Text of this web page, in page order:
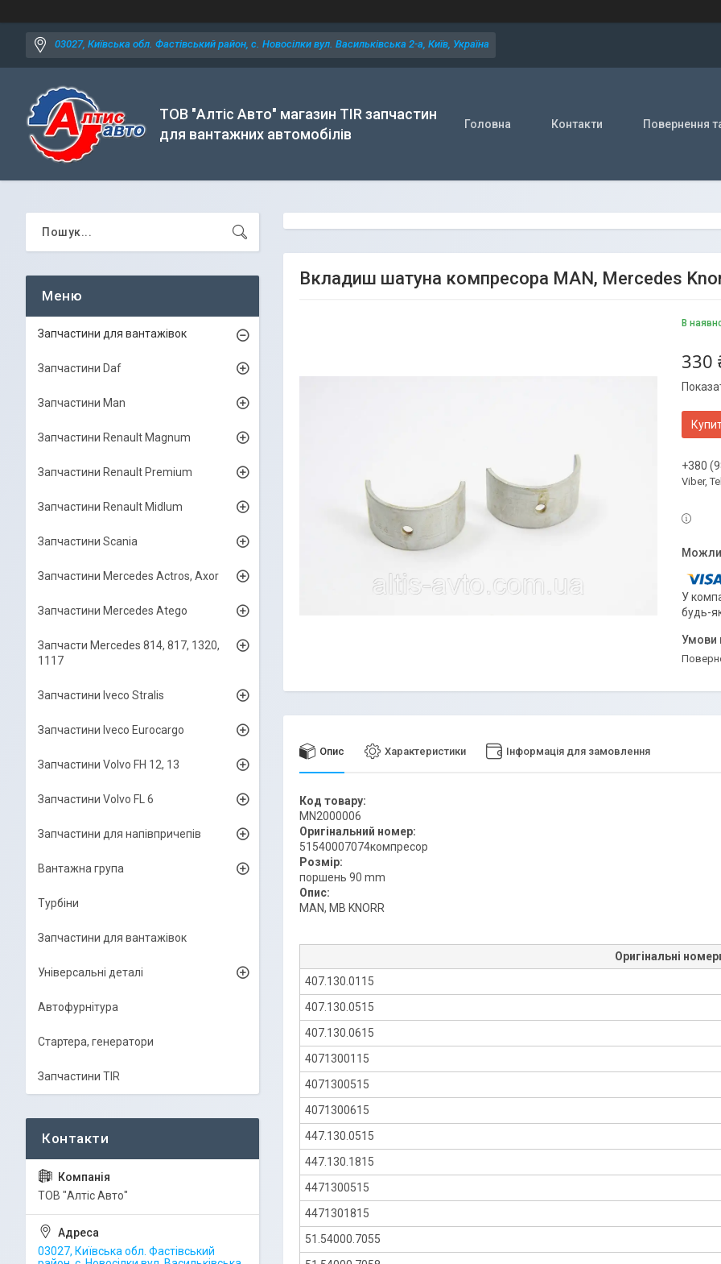
03027, Київська обл. Фастівський район, с. Новосілки вул. Васильківська 2-а, Київ, Україна
ТОВ "Алтіс Авто" магазин TIR запчастин
для вантажних автомобілів
Головна Контакти Повернення
Вкладиш шатуна компресора MAN, Mercedes
В
330
+380
Viber,
У
будь-
Опис Характеристики Інформація для замовлення
Код товару:
MN2000006
Оригінальний номер:
51540007074компресор
Розмір:
поршень 90 mm
Опис:
MAN, MB KNORR
Оригінальні
407.130.0115
407.130.0515
407.130.0615
4071300115
4071300515
4071300615
447.130.0515
447.130.1815
4471300515
4471301815
51.54000.7055
Запчастини для вантажівок
Запчастини Daf
Запчастини Man
Запчастини Renault Magnum
Запчастини Renault Premium
Запчастини Renault Midlum
Запчастини Scania
Запчастини Mercedes Actros, Axor
Запчастини Mercedes Atego
Запчасти Mercedes 814, 817, 1320,
1117
Запчастини Iveco Stralis
Запчастини Iveco Eurocargo
Запчастини Volvo FH 12, 13
Запчастини Volvo FL 6
Запчастини для напівпричепів
Вантажна група
Турбіни
Запчастини для вантажівок
Універсальні деталі
Автофурнітура
Стартера, генератори
Запчастини TIR
ТОВ "Алтіс Авто"
03027, Київська обл. Фастівський